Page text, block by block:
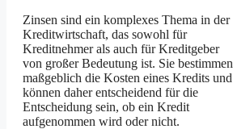
Zinsen sind ein komplexes Thema in der
Kreditwirtschaft, das sowohl für
Kreditnehmer als auch für Kreditgeber
von großer Bedeutung ist. Sie bestimmen
maßgeblich die Kosten eines Kredits und
können daher entscheidend für die
Entscheidung sein, ob ein Kredit
aufgenommen wird oder nicht.